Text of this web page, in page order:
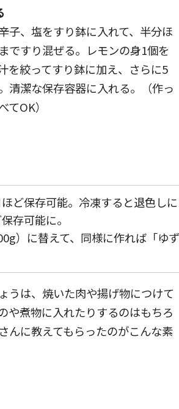
子、塩をすり鉢に入れて、半分ほ
ですり混ぜる。レモンの身1個を
を絞ってすり鉢に加え、さらに5
清潔な保存容器に入れる。（作っ
てOK）
ど保存可能。冷凍すると退色しに
存可能に。
）に替えて、同様に作れば「ゆず
うは、焼いた肉や揚げ物につけて
や煮物に入れたりするのはもちろ
んに教えてもらったのがこんな素